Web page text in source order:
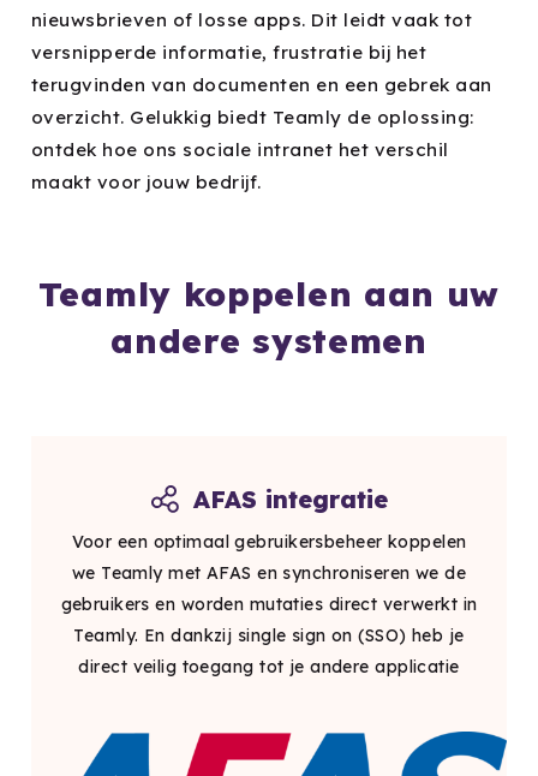
nieuwsbrieven of losse apps. Dit leidt vaak tot
versnipperde informatie, frustratie bij het
terugvinden van documenten en een gebrek aan
overzicht. Gelukkig biedt Teamly de oplossing:
ontdek hoe ons sociale intranet het verschil
maakt voor jouw bedrijf.
Teamly koppelen aan uw
andere systemen
AFAS integratie
Voor een optimaal gebruikersbeheer koppelen
we Teamly met AFAS en synchroniseren we de
gebruikers en worden mutaties direct verwerkt in
Teamly. En dankzij single sign on (SSO) heb je
direct veilig toegang tot je andere applicatie